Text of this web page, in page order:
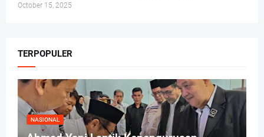
October 15, 2025
TERPOPULER
NASIONAL